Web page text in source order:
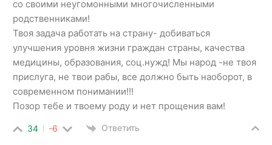
со своими неугомонными многочисленными
родственниками!
Твоя задача работать на страну- добиваться
улучшения уровня жизни граждан страны, качества
медицины, образования, соц.нужд! Мы народ -не твоя
прислуга, не твои рабы, все должно быть наоборот, в
современном понимании!!!
Позор тебе и твоему роду и нет прощения вам!
34 -6 Ответить